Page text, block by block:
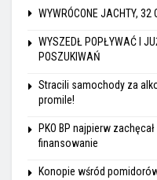
WYWRÓCONE JACHTY, 32
WYSZEDŁ POPŁYWAĆ I
POSZUKIWAŃ
Stracili samochody za
promile!
PKO BP najpierw
finansowanie
Konopie wśród